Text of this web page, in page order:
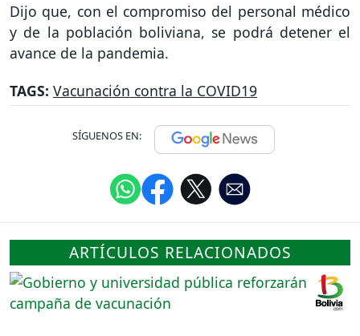
Dijo que, con el compromiso del personal médico
y de la población boliviana, se podrá detener el
avance de la pandemia.
TAGS: Vacunación contra la COVID19
SÍGUENOS EN:
ARTÍCULOS RELACIONADOS